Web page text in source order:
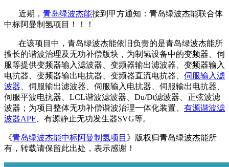
近期， 青岛绿波杰能接到甲方通知：青岛绿波杰能联合体
中标阿曼制氢项目！！！
在该项目中，青岛绿波杰能依旧负责的是青岛绿波杰能所
擅长的谐波治理及无功补偿版块，为制氢设备中的变频器、伺
服等提供变频器输入滤波器、变频器输出滤波器、变频器输入
电抗器、变频器输出电抗器、变频器直流电抗器、 伺服输入滤
波器 、伺服输出滤波器、伺服输入电抗器、伺服输出电抗器、
伺服平波电抗器、LCL谐波滤波器、Du/Dt滤波器、正弦波滤
波器；为项目整体无功补偿谐波治理一体化装置、 有源谐波滤
波器APF 、有源静止无功发生器SVG等。
《青岛绿波杰能中标阿曼制氢项目 》版权归青岛绿波杰能所
有，转载请保留此出处，表示感谢！